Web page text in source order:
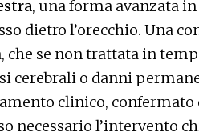
, una forma avanzata
dietro l’orecchio. Una
che se non trattata in
cerebrali o danni
clinico, confermato
necessario l’intervento